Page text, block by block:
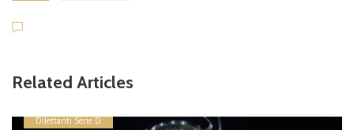
Related Articles
Dilettanti Serie D